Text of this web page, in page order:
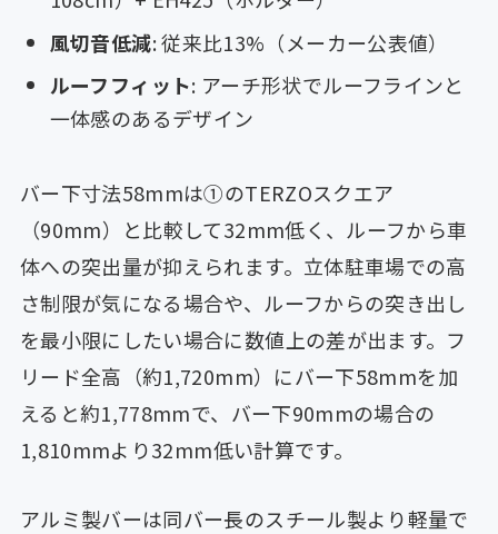
風切音低減: 従来比13%（メーカー公表値）
ルーフフィット: アーチ形状でルーフラインと
一体感のあるデザイン
バー下寸法58mmは①のTERZOスクエア
（90mm）と比較して32mm低く、ルーフから車
体への突出量が抑えられます。立体駐車場での高
さ制限が気になる場合や、ルーフからの突き出し
を最小限にしたい場合に数値上の差が出ます。フ
リード全高（約1,720mm）にバー下58mmを加
えると約1,778mmで、バー下90mmの場合の
1,810mmより32mm低い計算です。
アルミ製バーは同バー長のスチール製より軽量で